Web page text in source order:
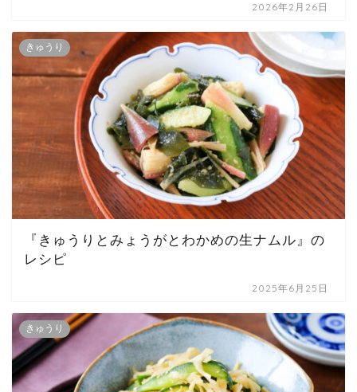
2026年2月26日
きゅうり
『きゅうりとみょうがとわかめの生ナムル』の
レシピ
2025年6月25日
きゅうり